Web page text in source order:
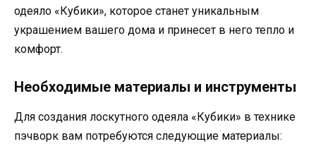
одеяло «Кубики», которое станет уникальным
украшением вашего дома и принесет в него тепло и
комфорт.
Необходимые материалы и инструменты
Для создания лоскутного одеяла «Кубики» в технике
пэчворк вам потребуются следующие материалы: